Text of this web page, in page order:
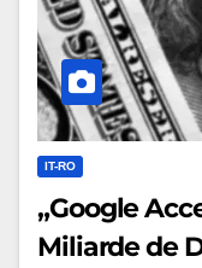
de
Dolari:
Rezolvă
Acuzațiile
de
Spionaj
IT-RO
„Google
Miliarde de